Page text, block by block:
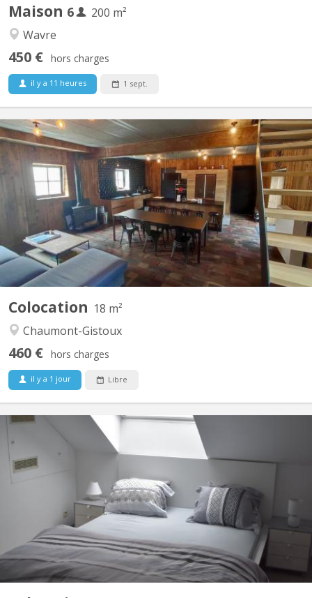
Maison 6
200 m²
Wavre
450 € hors charges
il y a 11 heures 1 sept.
Colocation 18 m²
Chaumont-Gistoux
460 € hors charges
il y a 1 jour Libre
KV 1961
A 10 minutes de LLN, 5 minutes du Domaine du Blé, 10 minutes
de Wavre : Magnifique maison en colocation comprenant 4
chambres, de grands espaces communs dont un salon de jeux,
une buanderie, une cuisine super équipée, un jardin et une très
grande terrasse dans un environnement verdoyant....
maison bourgeoise 3 niveaux : au rez le propriétaire colocataire,
au 1er et 2ème colocataires étudiants 230 m2 à disposition!! , 4
ch au 1er, 2 salles de bain , une salle de douche , 2 wc, au 2 ème
, 3 chambres 1 salle de douche wc et lavabo, un Grand, d living 2
grands canapés 2 fauteuils pour...